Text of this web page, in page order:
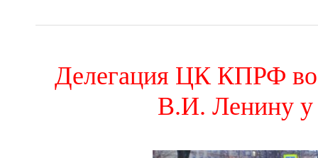
Делегация ЦК КПРФ
В.И. Ленину у